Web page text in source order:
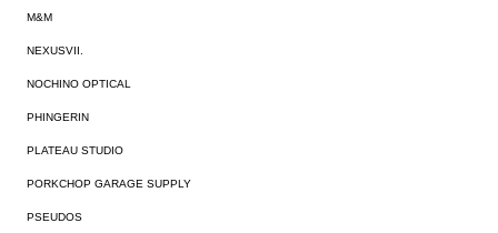
M&M
NEXUSVII.
NOCHINO OPTICAL
PHINGERIN
PLATEAU STUDIO
PORKCHOP GARAGE SUPPLY
PSEUDOS